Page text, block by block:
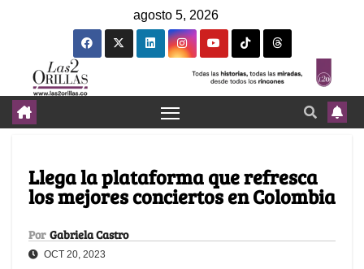
agosto 5, 2026
Llega la plataforma que refresca
los mejores conciertos en Colombia
Por Gabriela Castro
OCT 20, 2023